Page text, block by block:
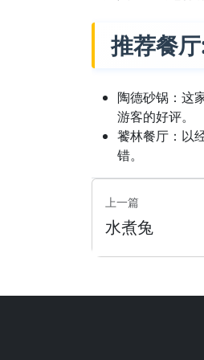
推荐餐
陶德砂锅：这
游客的好评。
饕林餐厅：以
错。
上一篇
水煮兔